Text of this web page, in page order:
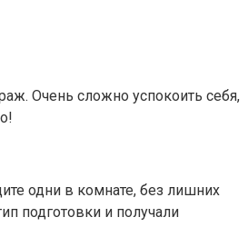
Очень сложно успокоить себя,
одни в комнате, без лишних
подготовки и получали